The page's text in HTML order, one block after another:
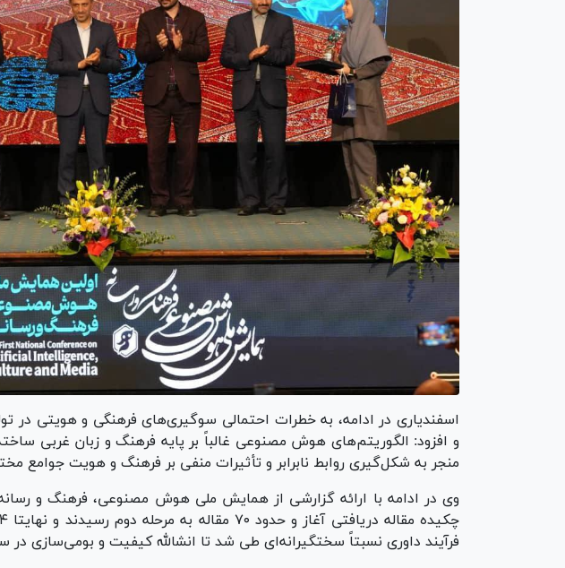
اسفندیاری در ادامه، به خطرات احتمالی سوگیری‌های فرهنگی و هویتی در
و افزود: الگوریتم‌های هوش مصنوعی غالباً بر پایه فرهنگ و زبان غربی
منجر به شکل‌گیری روابط نابرابر و تأثیرات منفی بر فرهنگ و هویت جوامع
فرآیند داوری نسبتاً سختگیرانه‌ای طی شد تا انشالله کیفیت و بومی‌سازی در